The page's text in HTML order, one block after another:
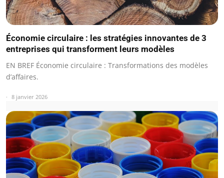
Économie circulaire : les stratégies innovantes de 3
entreprises qui transforment leurs modèles
EN BREF Économie circulaire : Transformations des modèles
d’affaires.
8 janvier 2026